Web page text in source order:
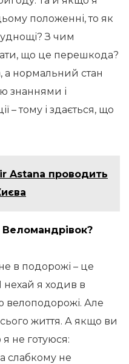
положенні, то як
З чим
що це перешкода?
нормальний стан
знаннями і
– тому і здається, що
Astana проводить
в подорожі – це
нехай я ходив в
велоподорожі. Але
життя. А якщо ви
я не готуюся:
слабкому не